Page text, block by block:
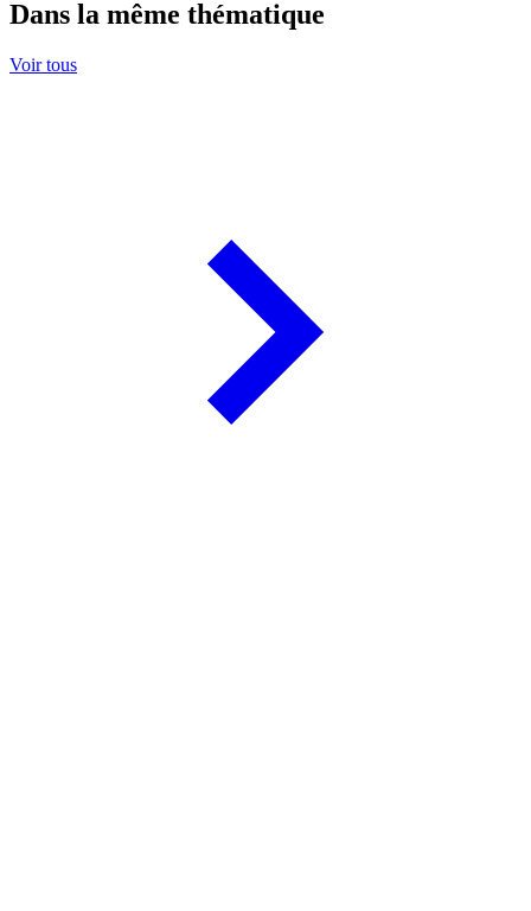
Dans la même thématique
Voir tous